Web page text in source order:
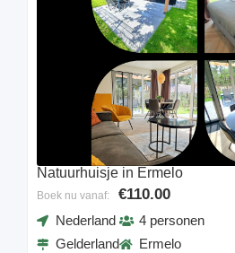
Natuurhuisje in Ermelo
Boek nu vanaf: €110.00
Nederland
Gelderland
4 personen
Ermelo